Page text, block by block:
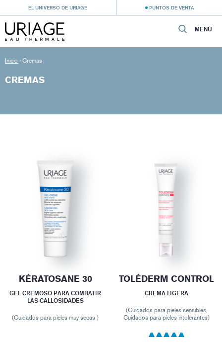
EL UNIVERSO DE URIAGE PUNTOS DE VENTA
MENÚ
Inicio › Cremas
CREMAS
KÉRATOSANE 30
GEL CREMOSO PARA COMBATIR
LAS CALLOSIDADES
(Cuidados para pieles muy secas )
TOLÉDERM CONTROL
CREMA LIGERA
(Cuidados para pieles sensibles,
Cuidados para pieles intolerantes)